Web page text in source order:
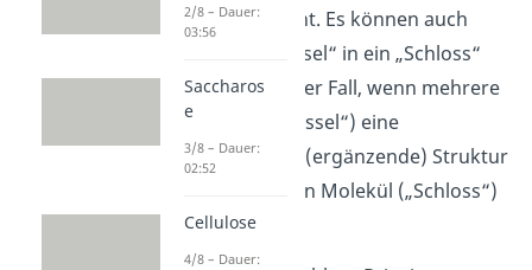
Moleküle gemeint. Es können auch
mehrere „Schlüssel“ in ein „Schloss“
passen. Das ist der Fall, wenn mehrere
Moleküle („Schlüssel“) eine
komplementäre
(ergänzende) Struktur
zu einem anderen Molekül („Schloss“)
haben.
2/8 – Dauer:
03:56
Saccharos
e
3/8 – Dauer:
02:52
Cellulose
4/8 – Dauer: